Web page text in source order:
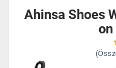
Ahinsa Shoes
on